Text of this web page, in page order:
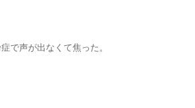
で声が出なくて焦った。